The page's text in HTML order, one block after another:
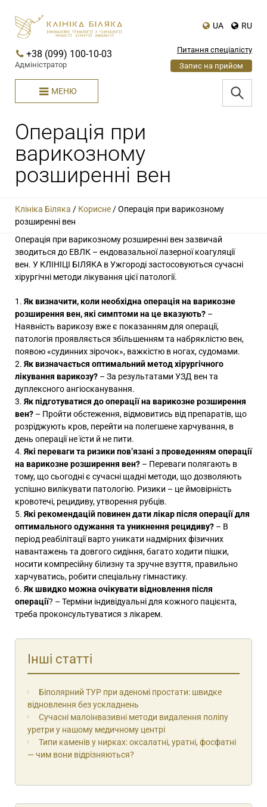
UA RU
+38 (099) 100-10-03
Адміністратор
Питання спеціалісту
Запис на прийом
МЕНЮ
Операція при
варикозному
розширенні вен
Клініка Біляка / Корисне/Операція при варикозному
розширенні вен
Операція при варикозному розширенні вен зазвичай
зводиться до ЕВЛК – ендовазальної лазерної коагуляції
вен. У КЛІНІЦІ БІЛЯКА в Ужгороді застосовуються сучасні
хірургічні методи лікування цієї патології.
Як визначити, коли необхідна операція на варикозне
розширення вен, які симптоми на це вказують? –
Наявність варикозу вже є показанням для операції,
патологія проявляється збільшенням та набряклістю вен,
появою «судинних зірочок», важкістю в ногах, судомами.
Як визначається оптимальний метод хірургічного
лікування варикозу? – За результатами УЗД вен та
дуплексного ангіосканування.
Як підготуватися до операції на варикозне розширення
вен? – Пройти обстеження, відмовитись від препаратів, що
розріджують кров, перейти на полегшене харчування, в
день операції не їсти й не пити.
Які переваги та ризики пов’язані з проведенням операції
на варикозне розширення вен? – Переваги полягають в
тому, що сьогодні є сучасні щадні методи, що дозволяють
успішно вилікувати патологію. Ризики – це ймовірність
кровотечі, рецидиву, утворення рубців.
Які рекомендацій повинен дати лікар після операції для
оптимального одужання та уникнення рецидиву? – В
період реабілітації варто уникати надмірних фізичних
навантажень та довгого сидіння, багато ходити пішки,
носити компресійну білизну та зручне взуття, правильно
харчуватись, робити спеціальну гімнастику.
Як швидко можна очікувати відновлення після
операції? – Терміни індивідуальні для кожного пацієнта,
треба проконсультуватися з лікарем.
Інші статті
Біполярний ТУР при аденомі простати: швидке
відновлення без ускладнень
Сучасні малоінвазивні методи видалення поліпу
уретри у нашому медичному центрі
Типи каменів у нирках: оксалатні, уратні, фосфатні
— чим вони відрізняються?